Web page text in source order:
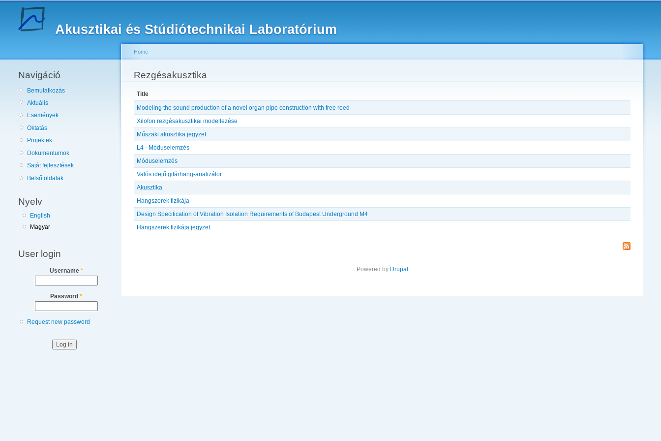
content
Akusztikai és Stúdiótechnikai Laboratórium
Navigáció
Bemutatkozás
Aktuális
Események
Oktatás
Projektek
Dokumentumok
Saját fejlesztések
Belső oldalak
Nyelv
English
Magyar
User login
Username *
Password *
Request new password
You are here
Home
Rezgésakusztika
Title
Modeling the sound production of a novel organ pipe construction with free reed
Xilofon rezgésakusztikai modellezése
Műszaki akusztika jegyzet
L4 - Móduselemzés
Móduselemzés
Valós idejű gitárhang-analizátor
Akusztika
Hangszerek fizikája
Design Specification of Vibration Isolation Requirements of Budapest Underground M4
Hangszerek fizikája jegyzet
Powered by Drupal